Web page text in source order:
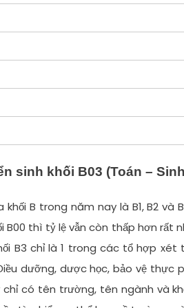
sinh khối B03 (Toán –
B trong năm nay là B1, B2 và
B00 thì tỷ lệ vẫn còn thấp hơn rất
B3 chỉ là 1 trong các tổ hợp
dưỡng, dược học, bảo vệ thực
chỉ có tên trường, tên ngành và